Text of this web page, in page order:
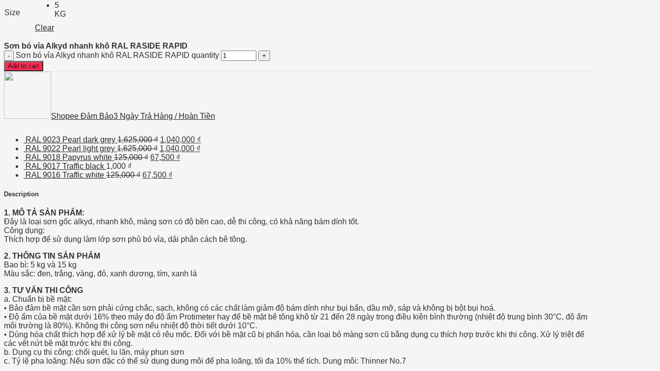
Size
5
KG
Clear
Sơn bó vỉa Alkyd nhanh khô RAL RASIDE RAPID
Sơn bó vỉa Alkyd nhanh khô RAL RASIDE RAPID quantity
Add to cart
Shopee Đảm Bảo3 Ngày Trả Hàng / Hoàn Tiền
RAL 9023 Pearl dark grey 1,625,000₫ 1,040,000 ₫
RAL 9022 Pearl light grey 1,625,000₫ 1,040,000 ₫
RAL 9018 Papyrus white 125,000₫ 67,500 ₫
RAL 9017 Traffic black 1,000 ₫
RAL 9016 Traffic white 125,000₫ 67,500 ₫
Description
1. MÔ TẢ SẢN PHẨM:
Đây là loại sơn gốc alkyd, nhanh khô, màng sơn có độ bền cao, dễ thi công, có khả năng bám dính tốt.
Công dụng:
Thích hợp để sử dụng làm lớp sơn phủ bó vỉa, dải phân cách bê tông.
2. THÔNG TIN SẢN PHẨM
Bao bì: 5 kg và 15 kg
Màu sắc: đen, trắng, vàng, đỏ, xanh dương, tím, xanh lá
3. TƯ VẤN THI CÔNG
a. Chuẩn bị bề mặt:
• Bảo đảm bề mặt cần sơn phải cứng chắc, sạch, không có các chất làm giảm độ bám dính như bụi bẩn, dầu mỡ, sáp và không bị bột bụi hoá.
• Độ ẩm của bề mặt dưới 16% theo máy đo độ ẩm Protimeter hay để bề mặt bê tông khô từ 21 đến 28 ngày trong điều kiện bình thường (nhiệt độ trung bình 30°C, độ ẩm
môi trường là 80%). Không thi công sơn nếu nhiệt độ thời tiết dưới 10°C.
• Dùng hóa chất thích hợp để xử lý bề mặt có rêu mốc. Đối với bề mặt cũ bị phấn hóa, cần loại bỏ màng sơn cũ bằng dụng cụ thích hợp trước khi thi công. Xử lý triệt để
các vết nứt bề mặt trước khi thi công.
b. Dụng cụ thi công: chổi quét, lu lăn, máy phun sơn
c. Tỷ lệ pha loãng: Nếu sơn đặc có thể sử dụng dung môi để pha loãng, tối đa 10% thể tích. Dung môi: Thinner No.7